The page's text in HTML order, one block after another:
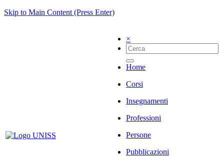
Skip to Main Content (Press Enter)
×
Home
Corsi
Insegnamenti
Professioni
Persone
Pubblicazioni